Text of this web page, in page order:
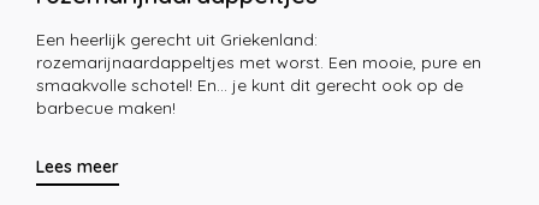
Een heerlijk gerecht uit Griekenland:
rozemarijnaardappeltjes met worst. Een mooie, pure en
smaakvolle schotel! En… je kunt dit gerecht ook op de
barbecue maken!
Lees meer